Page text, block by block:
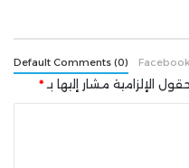
والمرافق
للغاية بصناعة
وواثقٌ
Default Comments (0)
الإلزامية مشار إليها بـ *